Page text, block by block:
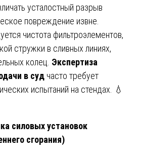
усталостный разрыв
повреждение извне.
чистота фильтроэлементов,
стружки в сливных линиях,
колец. Экспертиза
в суд часто требует
испытаний на стендах. 💧
силовых установок
сгорания)